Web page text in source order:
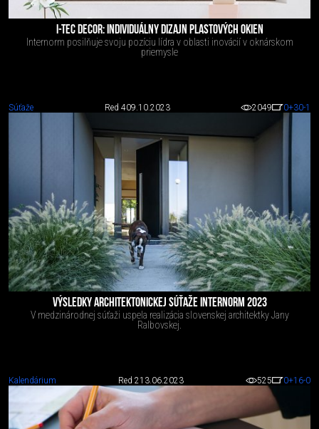
I-TEC DECOR: INDIVIDUÁLNY DIZAJN PLASTOVÝCH OKIEN
Internorm posilňuje svoju pozíciu lídra v oblasti inovácií v oknárskom
priemysle
Súťaže Red 409.10.2023 2049 0+30-1
VÝSLEDKY ARCHITEKTONICKEJ SÚŤAŽE INTERNORM 2023
V medzinárodnej súťaži uspela realizácia slovenskej architektky Jany
Ralbovskej.
Kalendárium Red 213.06.2023 525 0+16-0